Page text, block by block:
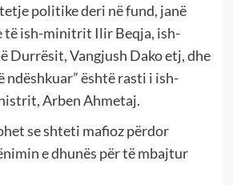
politike deri në fund, janë
të ish-minitrit Ilir Beqja, ish-
Durrësit, Vangjush Dako etj, dhe
ndëshkuar” është rasti i ish-
Arben Ahmetaj.
se shteti mafioz përdor
e dhunës për të mbajtur